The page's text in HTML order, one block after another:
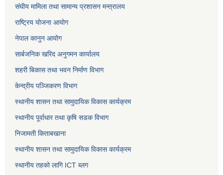
संघीय मामिला तथा सामान्य प्रशासन मन्त्रालय
राष्ट्रिय योजना आयोग
नेपाल कानुन आयोग
सार्बजनिक खरिद अनुगमन कार्यालय
शहरी बिकास तथा भवन निर्माण विभाग
केन्द्रीय पञ्जिकरण विभाग
स्थानीय शासन तथा सामुदायिक विकास कार्यक्रम
स्थानीय पूर्वाधार तथा कृषि सडक विभाग
निजामती किताबखाना
स्थानीय शासन तथा सामुदायिक विकास कार्यक्रम
स्थानीय तहको लागि ICT ब्लग